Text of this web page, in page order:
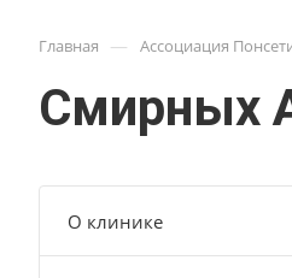
Главная — Ассоциация
Смирных
О клинике